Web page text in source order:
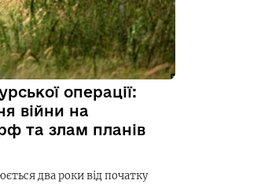
операції:
війни на
та злам планів
два роки від початку